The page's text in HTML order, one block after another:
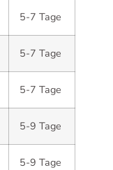
5-7 Tage
5-7 Tage
5-7 Tage
5-9 Tage
5-9 Tage